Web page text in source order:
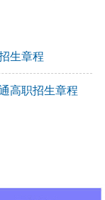
生章程
高职招生章程